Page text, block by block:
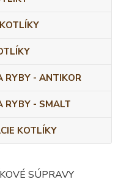
RYBY - ANTIKOR
RYBY - SMALT
KOTLÍKY
SÚPRAVY